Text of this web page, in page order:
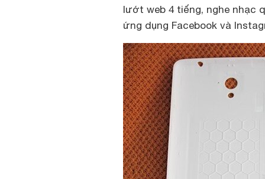
lướt web 4 tiếng, nghe nhạc
ứng dụng Facebook và